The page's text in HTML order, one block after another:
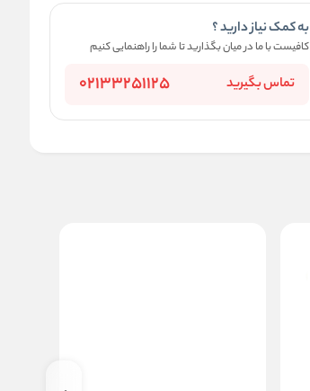
به کمک نیاز دارید ؟
کافیست با ما در میان بگذارید تا شما را راهنمایی کنیم
تماس بگیرید 02133251125